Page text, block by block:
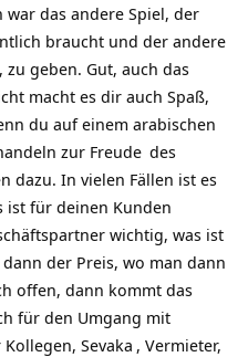
das andere Spiel, der
braucht und der andere
geben. Gut, auch das
macht es dir auch Spaß,
du auf einem arabischen
zur Freude des
dazu. In vielen Fällen ist es
ist für deinen Kunden
wichtig, was ist
der Preis, wo man dann
offen, dann kommt das
für den Umgang mit
Sevaka , Vermieter,